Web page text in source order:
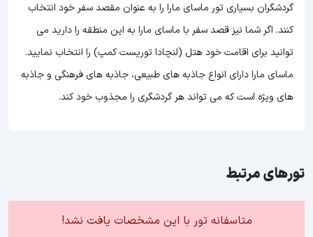
گردشگران بسیاری تور ماسای مارا را به عنوان مقصد سفر خود انتخاب
کنند. اگر شما نیز قصد سفر با ماسای مارا به این منطقه را دارید می
توانید برای اقامت خود هتل (لنچادا توریست کمپ) را انتخاب نمایید.
ماسای مارا دارای انواع جاذبه های طبیعی، جاذبه های فرهنگی و جاذبه
های ویژه است که می تواند هر گردشگری را مجذوب خود کند.
تورهای مرتبط
متاسفانه تور با این مشخصات یافت نشد!